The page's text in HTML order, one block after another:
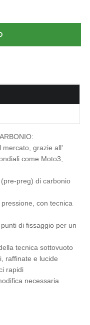
mercato, grazie all'
come Moto3,
preg) di carbonio
con tecnica
di fissaggio per un
tecnica sottovuoto
raffinate e lucide
rapidi
necessaria